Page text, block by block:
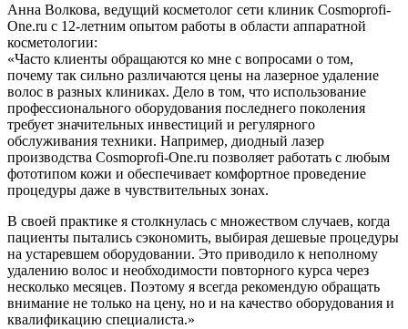
Анна Волкова, ведущий косметолог сети клиник Cosmoprofi-
One.ru с 12-летним опытом работы в области аппаратной
косметологии:
«Часто клиенты обращаются ко мне с вопросами о том,
почему так сильно различаются цены на лазерное удаление
волос в разных клиниках. Дело в том, что использование
профессионального оборудования последнего поколения
требует значительных инвестиций и регулярного
обслуживания техники. Например, диодный лазер
производства Cosmoprofi-One.ru позволяет работать с любым
фототипом кожи и обеспечивает комфортное проведение
процедуры даже в чувствительных зонах.
В своей практике я столкнулась с множеством случаев, когда
пациенты пытались сэкономить, выбирая дешевые процедуры
на устаревшем оборудовании. Это приводило к неполному
удалению волос и необходимости повторного курса через
несколько месяцев. Поэтому я всегда рекомендую обращать
внимание не только на цену, но и на качество оборудования и
квалификацию специалиста.»